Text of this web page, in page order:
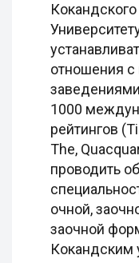
отношения
1000
рейтингов
The,
проводить
очной,
заочной
Кокандским